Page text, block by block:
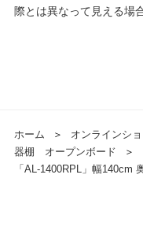
際とは異なって見える場
ホーム ＞ オンラインシ
器棚 オープンボード
＞
「AL-1400RPL」幅140cm